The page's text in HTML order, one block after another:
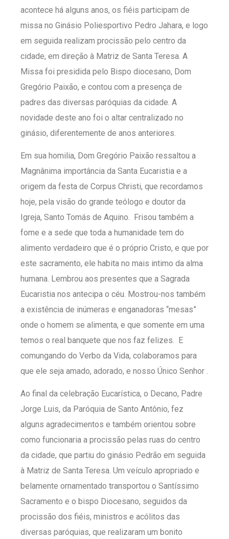
acontece há alguns anos, os fiéis participam de
missa no Ginásio Poliesportivo Pedro Jahara, e logo
em seguida realizam procissão pelo centro da
cidade, em direção à Matriz de Santa Teresa. A
Missa foi presidida pelo Bispo diocesano, Dom
Gregório Paixão, e contou com a presença de
padres das diversas paróquias da cidade. A
novidade deste ano foi o altar centralizado no
ginásio, diferentemente de anos anteriores.
Em sua homilia, Dom Gregório Paixão ressaltou a
Magnânima importância da Santa Eucaristia e a
origem da festa de Corpus Christi, que recordamos
hoje, pela visão do grande teólogo e doutor da
Igreja, Santo Tomás de Aquino. Frisou também a
fome e a sede que toda a humanidade tem do
alimento verdadeiro que é o próprio Cristo, e que por
este sacramento, ele habita no mais intimo da alma
humana. Lembrou aos presentes que a Sagrada
Eucaristia nos antecipa o céu. Mostrou-nos também
a existência de inúmeras e enganadoras “mesas”
onde o homem se alimenta, e que somente em uma
temos o real banquete que nos faz felizes. E
comungando do Verbo da Vida, colaboramos para
que ele seja amado, adorado, e nosso Único Senhor .
Ao final da celebração Eucarística, o Decano, Padre
Jorge Luis, da Paróquia de Santo Antônio, fez
alguns agradecimentos e também orientou sobre
como funcionaria a procissão pelas ruas do centro
da cidade, que partiu do ginásio Pedrão em seguida
à Matriz de Santa Teresa. Um veículo apropriado e
belamente ornamentado transportou o Santíssimo
Sacramento e o bispo Diocesano, seguidos da
procissão dos fiéis, ministros e acólitos das
diversas paróquias, que realizaram um bonito